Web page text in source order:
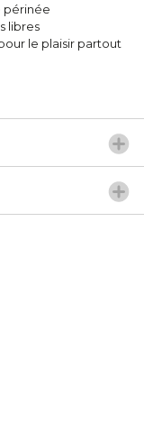
périnée
libres
le plaisir partout